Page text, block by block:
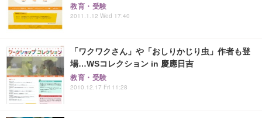
教育・受験
2011.1.12 Wed 17:40
「ワクワクさん」や「おしりかじり虫」作者も登
場…WSコレクション in 慶應日吉
教育・受験
2010.12.17 Fri 11:28